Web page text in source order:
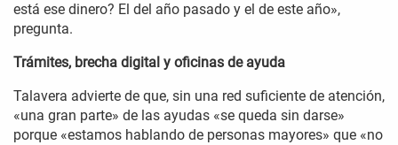
está ese dinero? El del año pasado y el de este año»,
pregunta.
Trámites, brecha digital y oficinas de ayuda
Talavera advierte de que, sin una red suficiente de atención,
«una gran parte» de las ayudas «se queda sin darse»
porque «estamos hablando de personas mayores» que «no